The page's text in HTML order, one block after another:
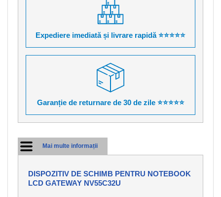
Expediere imediată și livrare rapidă ⭐⭐⭐⭐⭐
Garanție de returnare de 30 de zile ⭐⭐⭐⭐⭐
Mai multe informații
DISPOZITIV DE SCHIMB PENTRU NOTEBOOK
LCD GATEWAY NV55C32U